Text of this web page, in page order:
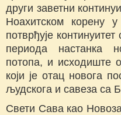
други заветни
Ноахитском корену
потврђује
периода настанка
потопа, и исходиште
који је отац новога
људскога и савеза са
Свети Сава као